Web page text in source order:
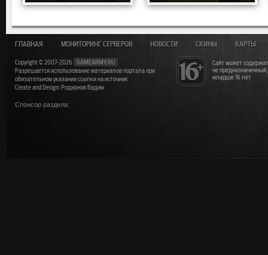
Сайт может
не
младше 16 лет
ГЛАВНАЯ МОНИТОРИНГ СЕРВЕРОВ НОВОСТИ СКИНЫ КАРТЫ
Copyright © 2007-2026
GAMEARMY.RU
Разрешается использование материалов портала при
обязательном указании ссылки на источник
Create and Design: Родионов Вадим
Спонсор раздела: